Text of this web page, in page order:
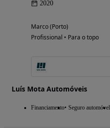
2020
Marco (Porto)
Profissional • Para o topo
Luís Mota Automóveis
Financiamento Seguro automóvel